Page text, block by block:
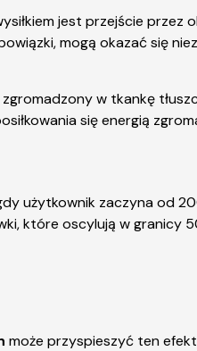
jest przejście przez
mogą okazać się
w tkankę
się energią
użytkownik zaczyna od
które oscylują w granicy
może przyspieszyć ten